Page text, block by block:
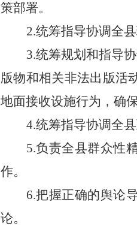
策部署。
2.统筹指导协调全
3.统筹规划和指导
版物和相关非法出版活
地面接收设施行为，确
4.统筹指导协调全
5.负责全县群众性
作。
6.把握正确的舆论
论。